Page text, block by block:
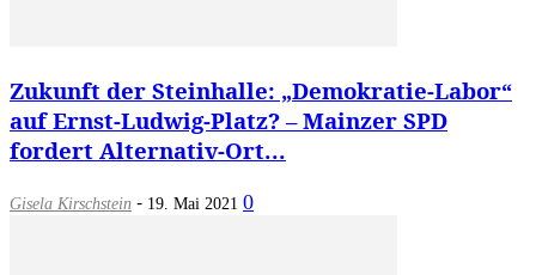
Zukunft der Steinhalle: „Demokratie-Labor“
auf Ernst-Ludwig-Platz? – Mainzer SPD
fordert Alternativ-Ort...
Gisela Kirschstein - 19. Mai 2021 0